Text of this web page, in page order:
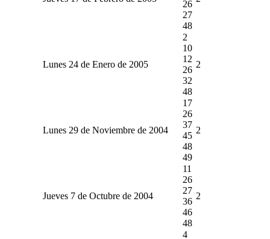
26
27
48
Lunes 24 de Enero de 2005
2
10
12
26
32
48
2
Lunes 29 de Noviembre de 2004
17
26
37
45
48
49
2
Jueves 7 de Octubre de 2004
11
26
27
36
46
48
2
4